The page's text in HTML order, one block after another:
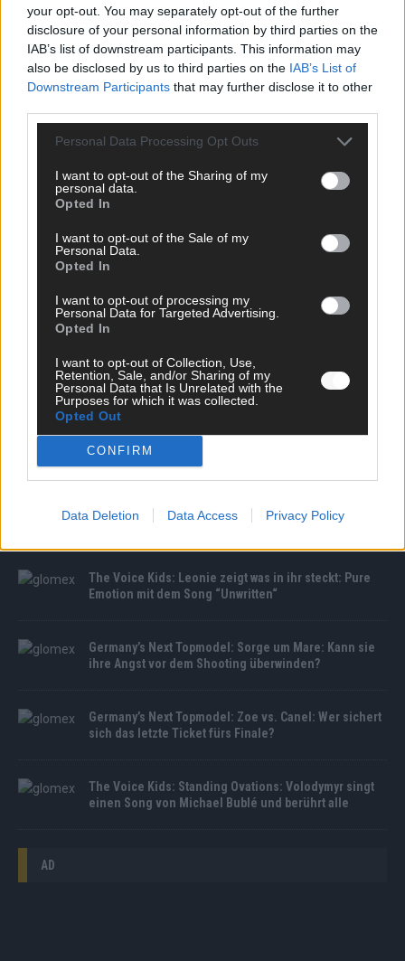
your opt-out. You may separately opt-out of the further
disclosure of your personal information by third parties on the
IAB’s list of downstream participants. This information may
also be disclosed by us to third parties on the IAB’s List of
Downstream Participants that may further disclose it to other
Personal Data Processing Opt Outs
I want to opt-out of the Sharing of my
personal data.
Opted In
I want to opt-out of the Sale of my
Personal Data.
Opted In
I want to opt-out of processing my
Personal Data for Targeted Advertising.
Opted In
I want to opt-out of Collection, Use,
Retention, Sale, and/or Sharing of my
Personal Data that Is Unrelated with the
Purposes for which it was collected.
Opted Out
CONFIRM
Data Deletion Data Access Privacy Policy
AD
MEDIATHEK
Germany’s Next Topmodel: Casting für Mike Singer:
Wer schafft es in das Musikvideo des Sängers?
The Voice Kids: Leonie zeigt was in ihr steckt: Pure
Emotion mit dem Song “Unwritten“
Germany’s Next Topmodel: Sorge um Mare: Kann sie
ihre Angst vor dem Shooting überwinden?
Germany’s Next Topmodel: Zoe vs. Canel: Wer sichert
sich das letzte Ticket fürs Finale?
The Voice Kids: Standing Ovations: Volodymyr singt
einen Song von Michael Bublé und berührt alle
AD